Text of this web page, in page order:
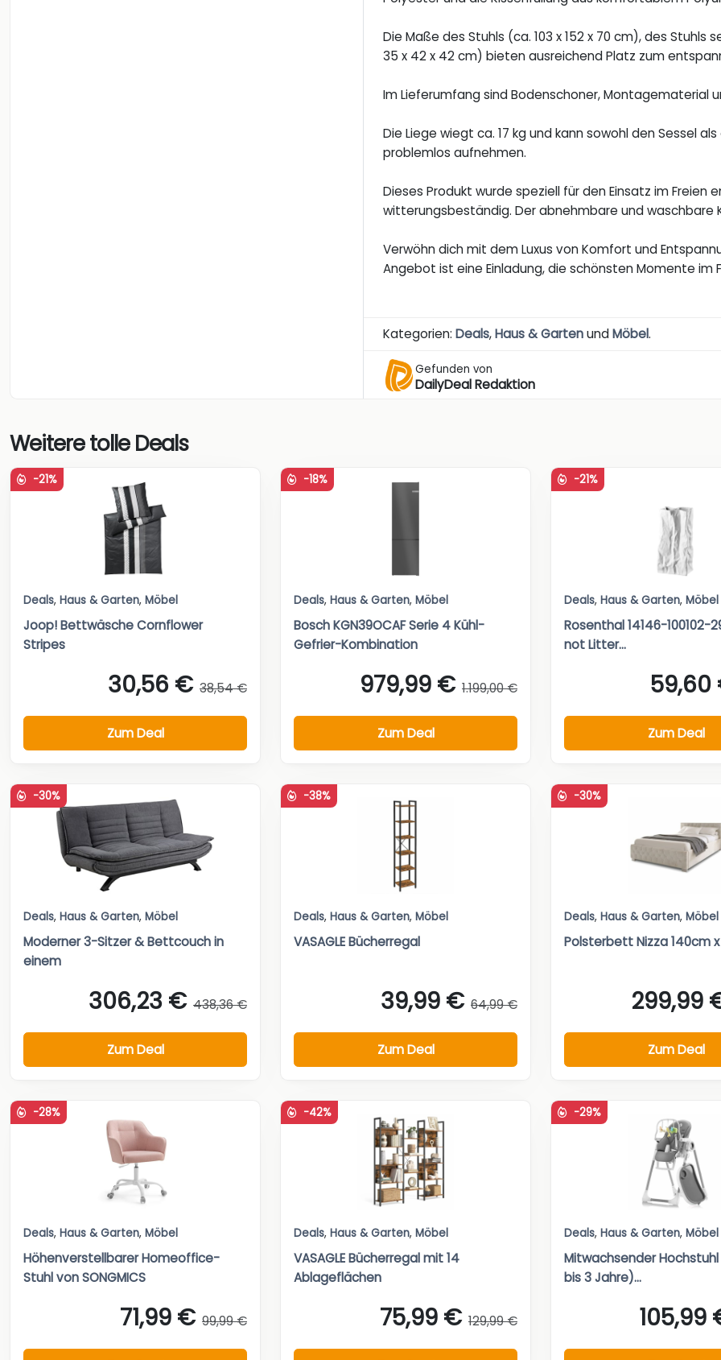
Die Maße des Stuhls (ca. 103 x 152 x 70 cm), des Stuhls
35 x 42 x 42 cm) bieten ausreichend Platz zum
Im Lieferumfang sind Bodenschoner, Montagematerial
Die Liege wiegt ca. 17 kg und kann sowohl den Sessel
problemlos aufnehmen.
Dieses Produkt wurde speziell für den Einsatz im Freien
witterungsbeständig. Der abnehmbare und
Verwöhn dich mit dem Luxus von Komfort und
Angebot ist eine Einladung, die schönsten Momente im
Kategorien:Deals,Haus & GartenundMöbel.
Gefunden von
DailyDeal Redaktion
Weitere tolle Deals
-21%
Deals, Haus & Garten, Möbel
Joop! Bettwäsche Cornflower
Stripes
30,56 € 38,54 €
Zum Deal
-18%
Deals, Haus & Garten, Möbel
Bosch KGN39OCAF Serie 4 Kühl-
Gefrier-Kombination
979,99 € 1.199,00 €
Zum Deal
-21%
Deals, Haus & Garten, Möbel
Rosenthal 14146-100102-
not Litter...
59,60
Zum Deal
-30%
Deals, Haus & Garten, Möbel
Moderner 3-Sitzer & Bettcouch in
einem
306,23 € 438,36 €
Zum Deal
-38%
Deals, Haus & Garten, Möbel
VASAGLE Bücherregal
39,99 € 64,99 €
Zum Deal
-30%
Deals, Haus & Garten, Möbel
Polsterbett Nizza 140cm
299,99
Zum Deal
-28%
Deals, Haus & Garten, Möbel
Höhenverstellbarer Homeoffice-
Stuhl von SONGMICS
71,99 € 99,99 €
-42%
Deals, Haus & Garten, Möbel
VASAGLE Bücherregal mit 14
Ablageflächen
75,99 € 129,99 €
-29%
Deals, Haus & Garten, Möbel
Mitwachsender
bis 3 Jahre)...
105,99